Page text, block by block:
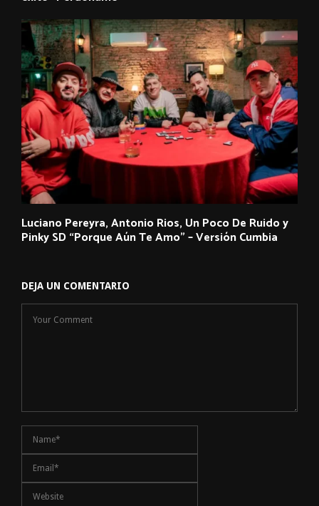
Luciano Pereyra, Antonio Rios, Un Poco De Ruido y
Pinky SD “Porque Aún Te Amo” – Versión Cumbia
DEJA UN COMENTARIO